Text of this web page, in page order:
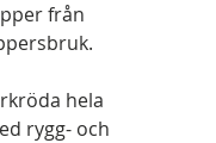
från
hela
rygg- och